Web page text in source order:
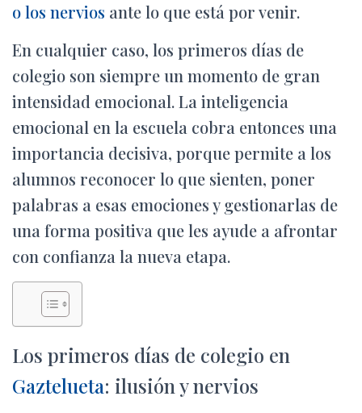
o los nervios ante lo que está por venir.
En cualquier caso, los primeros días de
colegio son siempre un momento de gran
intensidad emocional. La inteligencia
emocional en la escuela cobra entonces una
importancia decisiva, porque permite a los
alumnos reconocer lo que sienten, poner
palabras a esas emociones y gestionarlas de
una forma positiva que les ayude a afrontar
con confianza la nueva etapa.
Los primeros días de colegio en
Gaztelueta: ilusión y nervios